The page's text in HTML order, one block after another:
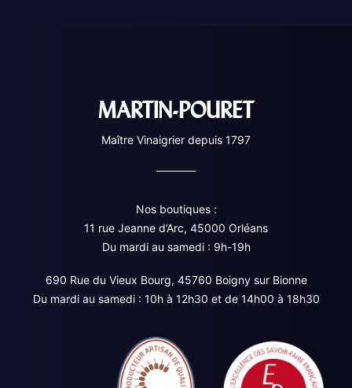
MARTIN-POURET
Maître Vinaigrier depuis 1797
Nos boutiques :
11 rue Jeanne d’Arc, 45000 Orléans
Du mardi au samedi : 9h-19h
690 Rue du Vieux Bourg, 45760 Boigny sur Bionne
Du mardi au samedi : 10h à 12h30 et de 14h00 à 18h30